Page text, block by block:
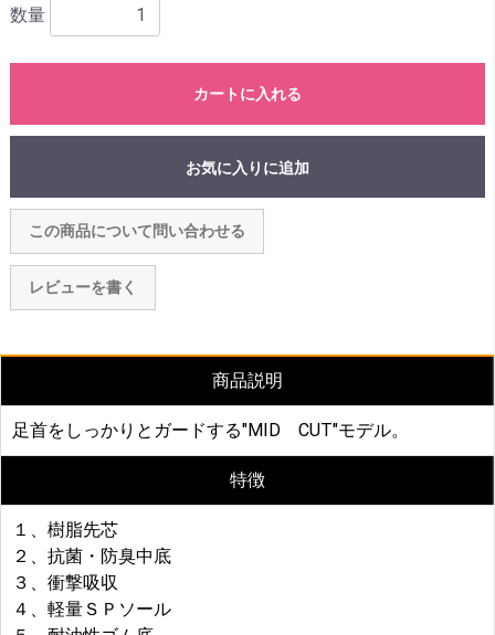
数量
カートに入れる
お気に入りに追加
この商品について問い合わせる
レビューを書く
商品説明
足首をしっかりとガードする"MID CUT"モデル。
特徴
１、樹脂先芯
２、抗菌・防臭中底
３、衝撃吸収
４、軽量ＳＰソール